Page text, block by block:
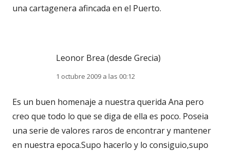
una cartagenera afincada en el Puerto.
Leonor Brea (desde Grecia)
1 octubre 2009 a las 00:12
Es un buen homenaje a nuestra querida Ana pero
creo que todo lo que se diga de ella es poco. Poseia
una serie de valores raros de encontrar y mantener
en nuestra epoca.Supo hacerlo y lo consiguio,supo